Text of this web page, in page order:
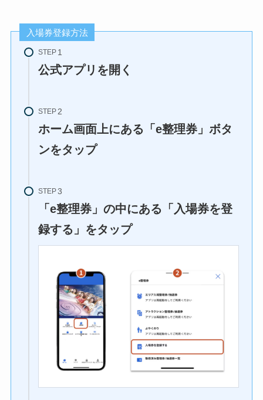
入場券登録方法
STEP
公式アプリを開く
STEP
ホーム画面上にある「e整理券」ボタ
ンをタップ
STEP
「e整理券」の中にある「入場券を登
録する」をタップ